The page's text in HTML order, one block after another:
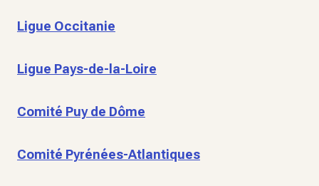
Ligue Occitanie
Ligue Pays-de-la-Loire
Comité Puy de Dôme
Comité Pyrénées-Atlantiques